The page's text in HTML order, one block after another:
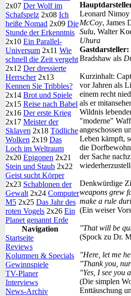
2x07 Der Wolf im
Schafspelz 2x08 Ich
heiße Nomad 2x09 Die
Stunde der Erkenntnis
2x10 Ein Parallel-
Universum 2x11 Wie
schnell die Zeit vergeht
2x12 Der dressierte
Herrscher2x13
Kennen Sie Tribbles?
2x14 Brot und Spiele
2x15 Reise nach Babel
2x16 Der erste Krieg
2x17 Meister der
Sklaven 2x18 Tödliche
Wolken 2x19 Das
Loch im Weltraum
2x20 Epigonen 2x21
Stein und Staub 2x22
Geist sucht Körper
2x23 Schablonen der
Gewalt 2x24 Computer
M5 2x25 Das Jahr des
roten Vogels 2x26 Ein
Planet genannt Erde
Navigation
Startseite
Reviews
Kolumnen & Specials
Gewinnspiele
TV-Planer
Interviews
News-Archiv
Leonard Nimoy
McCoy, James
Sulu, Walter
Uhura
Gastdarsteller:
Bradshaw als
Kurzinhalt:
vor Jahren als
einem recht
als er
Wildnis
"moderne"
angeschossen
Leben kämpft,
die
der Sache
Denkwürdige
weapons grew
make a rule
(Ein weiser
"That will be
(Spock zu Dr.
"Here, let me
"Thank you,
"Yes, I see you
(Die simplen
Enttäuschung